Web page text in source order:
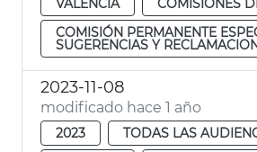
COMISIÓN PERMANENTE
SUGERENCIAS Y
2023-11-08
modificado hace 1 año
2023
TODAS LAS